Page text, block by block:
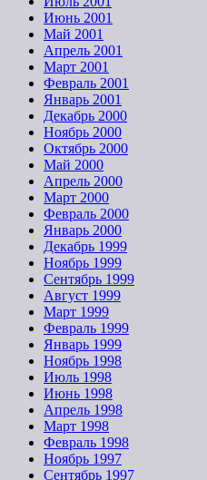
Июнь 2001
Май 2001
Апрель 2001
Март 2001
Февраль 2001
Январь 2001
Декабрь 2000
Ноябрь 2000
Октябрь 2000
Май 2000
Апрель 2000
Март 2000
Февраль 2000
Январь 2000
Декабрь 1999
Ноябрь 1999
Сентябрь 1999
Август 1999
Март 1999
Февраль 1999
Январь 1999
Ноябрь 1998
Июль 1998
Июнь 1998
Апрель 1998
Март 1998
Февраль 1998
Ноябрь 1997
Сентябрь 1997